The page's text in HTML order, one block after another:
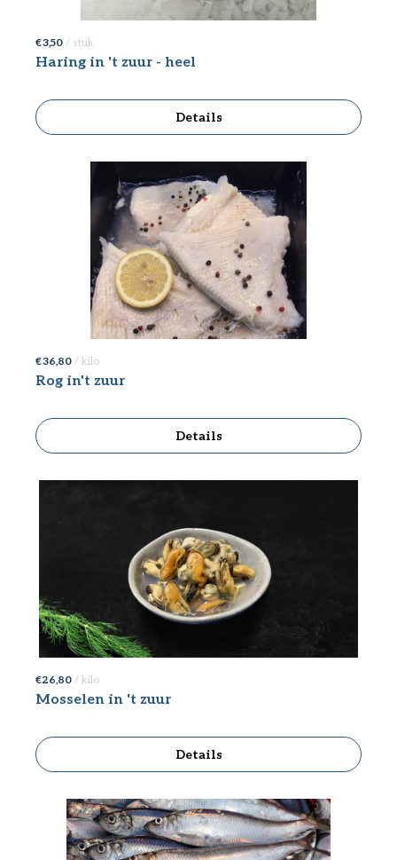
€ 3,50 / stuk
Haring in 't zuur - heel
Details
€ 36,80 / kilo
Rog in't zuur
Details
€ 26,80 / kilo
Mosselen in 't zuur
Details